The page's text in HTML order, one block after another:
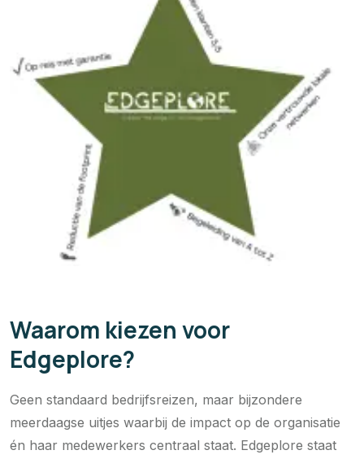
Waarom kiezen voor
Edgeplore?
Geen standaard bedrijfsreizen, maar bijzondere
meerdaagse uitjes waarbij de impact op de organisatie
én haar medewerkers centraal staat. Edgeplore staat